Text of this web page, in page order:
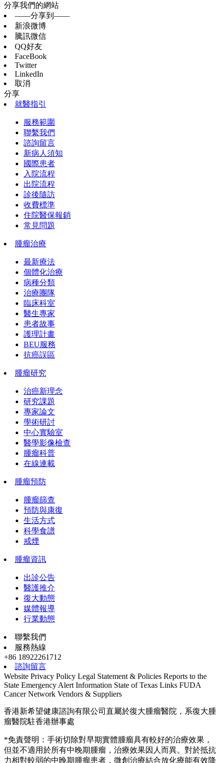
分享我們的網站
——分享到——
新浪微博
騰訊微信
QQ好友
FaceBook
Twitter
LinkedIn
取消
分享
就醫指引
服務範圍
聯繫我們
諮詢留言
新病人須知
國際患者
入院流程
出院流程
診後隨訪
收費標準
住院醫保報銷
常見問題
腫瘤治療
最新療法
個體化治療
病種分類
治療團隊
臨床科室
醫生專家
患者故事
護理計畫
BEU服務
抗癌誤區
腫瘤研究
治癌新理念
研究課題
專家論文
學術研討
中心實驗室
醫學影像檢查
腫瘤科普
在線連載
腫瘤預防
腫瘤篩查
預防與康復
生活方式
科學食譜
戒煙
腫瘤資訊
出診公告
醫護推介
復大動態
媒體報導
行業動態
聯繫我們
服務熱線
+86 18922261712
諮詢留言
Website Privacy Policy Legal Statement & Policies Reports to the
State Emergency Alert Information State of Texas Links FUDA
Cancer Network Vendors & Suppliers
香港新希望健康諮詢有限公司直屬於復大腫瘤醫院，系復大腫
瘤醫院駐香港辦事處
*免責聲明：手術切除對早期實體腫瘤具有較好的治療效果，
但並不適用於所有中晚期腫瘤，治療效果因人而異。對於抵抗
力相對較弱的中晚期腫瘤患者，微創治療結合放化療能有效降